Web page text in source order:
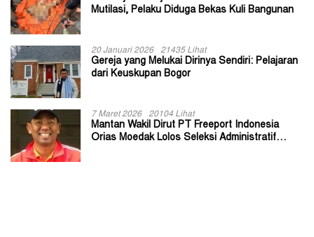
Mutilasi, Pelaku Diduga Bekas Kuli Bangunan
20 Januari 2026 21435 Lihat
Gereja yang Melukai Dirinya Sendiri: Pelajaran
dari Keuskupan Bogor
7 Maret 2026 20104 Lihat
Mantan Wakil Dirut PT Freeport Indonesia
Orias Moedak Lolos Seleksi Administratif